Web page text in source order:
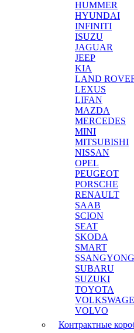
HUMMER
HYUNDAI
INFINITI
ISUZU
JAGUAR
JEEP
KIA
LAND
LEXUS
LIFAN
MAZDA
MERCEDES
MINI
MITSUBISHI
NISSAN
OPEL
PEUGEOT
PORSCHE
RENAULT
SAAB
SCION
SEAT
SKODA
SMART
SSANGYONG
SUBARU
SUZUKI
TOYOTA
VOLVO
Контрактные